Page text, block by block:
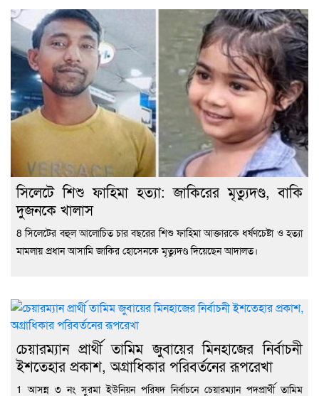
সিলেটে শিশু ফাহিমা হত্যা: জাকিরের মৃত্যুদণ্ড, বাকি
দুজনকে খালাস
8 সিলেটের বহুল আলোচিত চার বছরের শিশু ফাহিমা আক্তারকে ধর্ষণচেষ্টা ও হত্যা
মামলায় প্রধান আসামি জাকির হোসেনকে মৃত্যুদণ্ড দিয়েছেন আদালত।
চেয়ারম্যান প্রার্থী তামিম জুবায়ের মিনহাজের নির্বাচনী
ইশতেহার প্রকাশ, অগ্রাধিকার পরিবর্তনের রূপরেখা
1 আসন্ন ৩ নং সুরমা ইউনিয়ন পরিষদ নির্বাচনে চেয়ারম্যান পদপ্রার্থী তামিম